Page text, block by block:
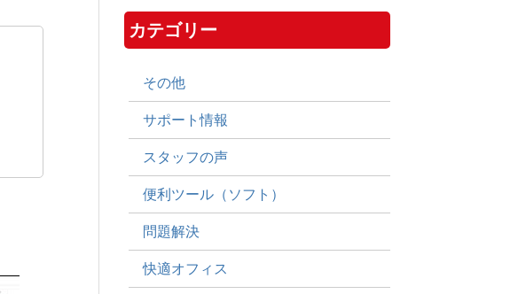
カテゴリー
その他
サポート情報
スタッフの声
便利ツール（ソフト）
問題解決
快適オフィス